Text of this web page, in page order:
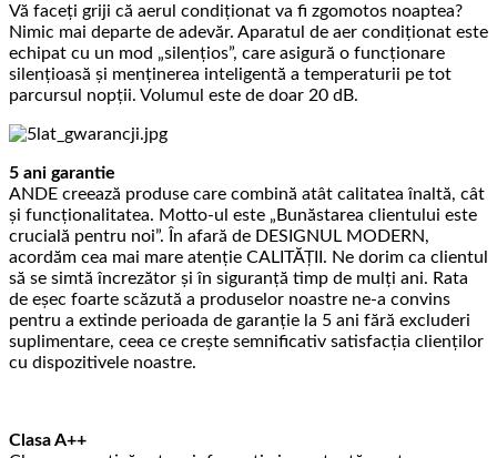
Vă faceți griji că aerul condiționat va fi zgomotos noaptea?
Nimic mai departe de adevăr. Aparatul de aer condiționat este
echipat cu un mod „silențios”, care asigură o funcționare
silențioasă și menținerea inteligentă a temperaturii pe tot
parcursul nopții. Volumul este de doar 20 dB.
5 ani garantie
ANDE creează produse care combină atât calitatea înaltă, cât
și funcționalitatea. Motto-ul este „Bunăstarea clientului este
crucială pentru noi”. În afară de DESIGNUL MODERN,
acordăm cea mai mare atenție CALITĂȚII. Ne dorim ca clientul
să se simtă încrezător și în siguranță timp de mulți ani. Rata
de eșec foarte scăzută a produselor noastre ne-a convins
pentru a extinde perioada de garanție la 5 ani fără excluderi
suplimentare, ceea ce crește semnificativ satisfacția clienților
cu dispozitivele noastre.
Clasa A++